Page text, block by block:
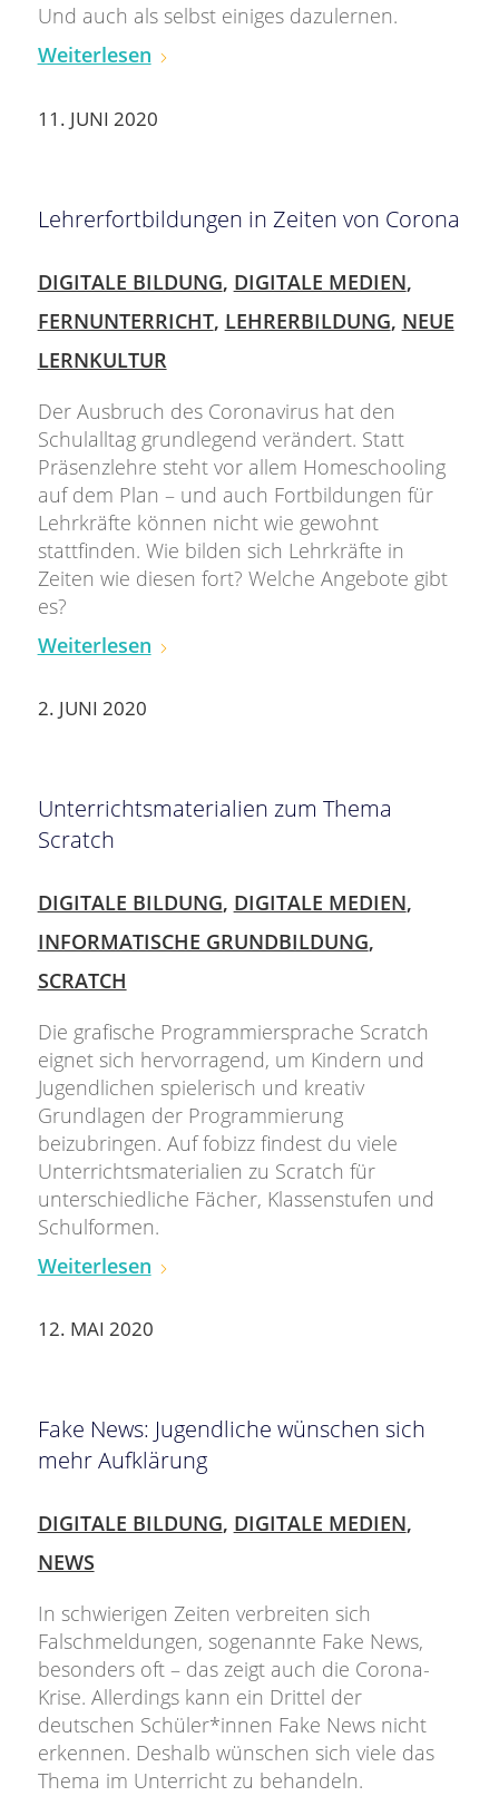
Und auch als selbst einiges dazulernen.
Weiterlesen
11. JUNI 2020
Lehrerfortbildungen in Zeiten von Corona
DIGITALE BILDUNG, DIGITALE MEDIEN,
FERNUNTERRICHT, LEHRERBILDUNG, NEUE
LERNKULTUR
Der Ausbruch des Coronavirus hat den
Schulalltag grundlegend verändert. Statt
Präsenzlehre steht vor allem Homeschooling
auf dem Plan – und auch Fortbildungen für
Lehrkräfte können nicht wie gewohnt
stattfinden. Wie bilden sich Lehrkräfte in
Zeiten wie diesen fort? Welche Angebote gibt
es?
Weiterlesen
2. JUNI 2020
Unterrichtsmaterialien zum Thema
Scratch
DIGITALE BILDUNG, DIGITALE MEDIEN,
INFORMATISCHE GRUNDBILDUNG,
SCRATCH
Die grafische Programmiersprache Scratch
eignet sich hervorragend, um Kindern und
Jugendlichen spielerisch und kreativ
Grundlagen der Programmierung
beizubringen. Auf fobizz findest du viele
Unterrichtsmaterialien zu Scratch für
unterschiedliche Fächer, Klassenstufen und
Schulformen.
Weiterlesen
12. MAI 2020
Fake News: Jugendliche wünschen sich
mehr Aufklärung
DIGITALE BILDUNG, DIGITALE MEDIEN,
NEWS
In schwierigen Zeiten verbreiten sich
Falschmeldungen, sogenannte Fake News,
besonders oft – das zeigt auch die Corona-
Krise. Allerdings kann ein Drittel der
deutschen Schüler*innen Fake News nicht
erkennen. Deshalb wünschen sich viele das
Thema im Unterricht zu behandeln.